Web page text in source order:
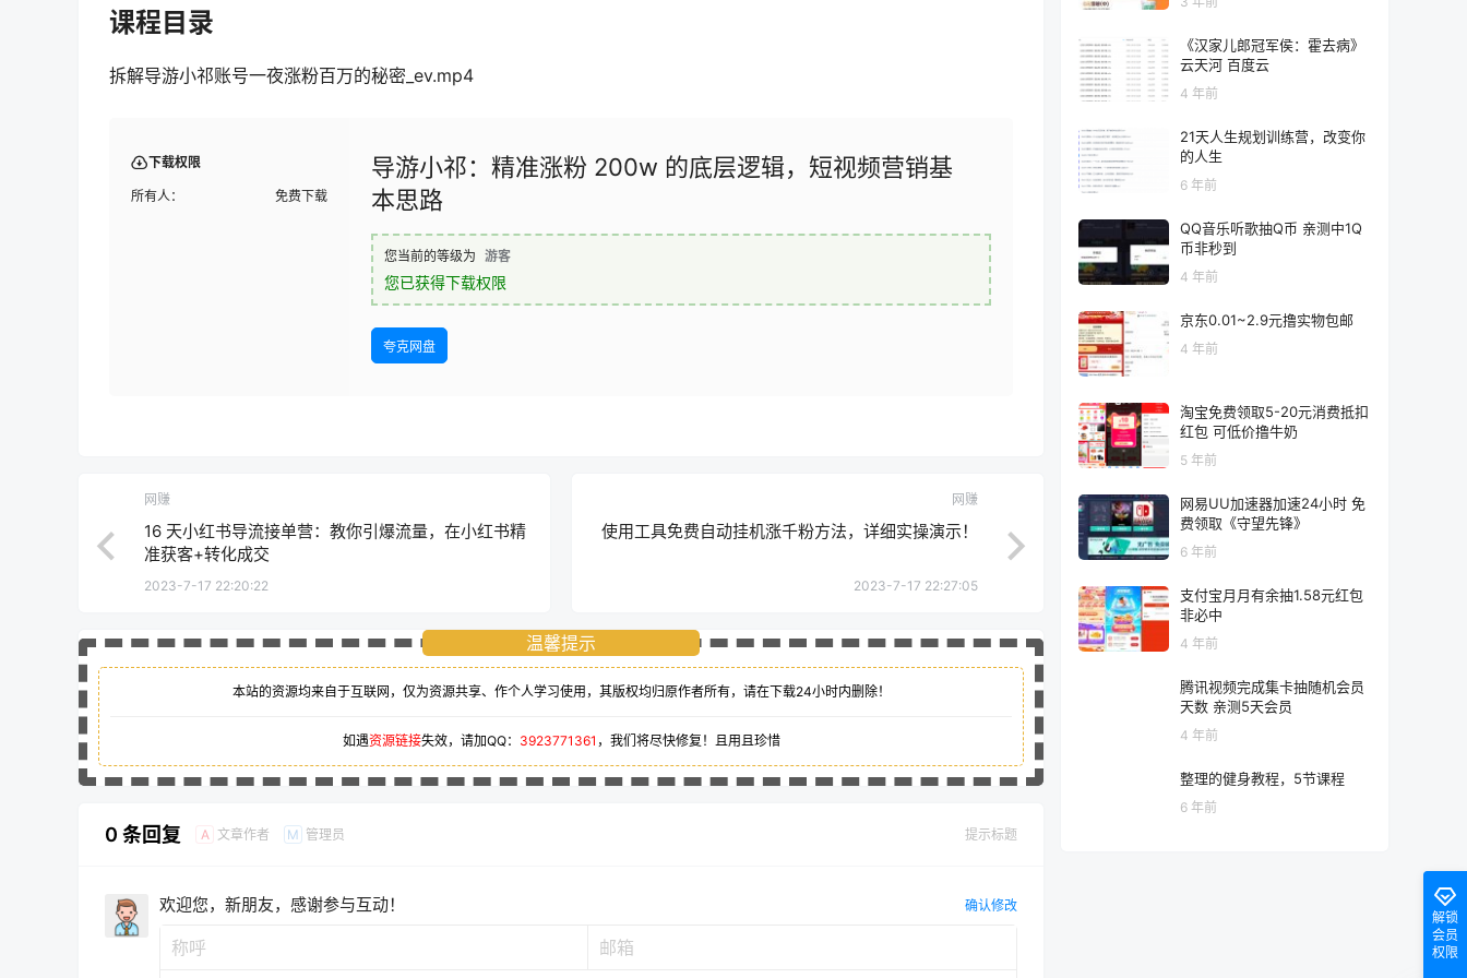
课程目录
拆解导游小祁账号一夜涨粉百万的秘密_ev.mp4
下载权限
所有人： 免费下载
导游小祁：精准涨粉 200w 的底层逻辑，短视频营销基
本思路
您当前的等级为 游客
您已获得下载权限
夸克网盘
网赚
16 天小红书导流接单营：教你引爆流量，在小红书精
准获客+转化成交
2023-7-17 22:20:22
网赚
使用工具免费自动挂机涨千粉方法，详细实操演示！
2023-7-17 22:27:05
温馨提示
本站的资源均来自于互联网，仅为资源共享、作个人学习使用，其版权均归原作者所有，请在下载24小时内删除！
如遇资源链接失效，请加QQ： 3923771361 ，我们将尽快修复！且用且珍惜
0 条回复 A 文章作者 M 管理员 提示标题
欢迎您，新朋友，感谢参与互动！ 确认修改
《汉家儿郎冠军侯：霍去病》
云天河 百度云
4 年前
21天人生规划训练营，改变你
的人生
6 年前
QQ音乐听歌抽Q币 亲测中1Q
币非秒到
4 年前
京东0.01~2.9元撸实物包邮
4 年前
淘宝免费领取5-20元消费抵扣
红包 可低价撸牛奶
5 年前
网易UU加速器加速24小时 免
费领取《守望先锋》
6 年前
支付宝月月有余抽1.58元红包
非必中
4 年前
腾讯视频完成集卡抽随机会员
天数 亲测5天会员
4 年前
整理的健身教程，5节课程
6 年前
解锁
会员
权限